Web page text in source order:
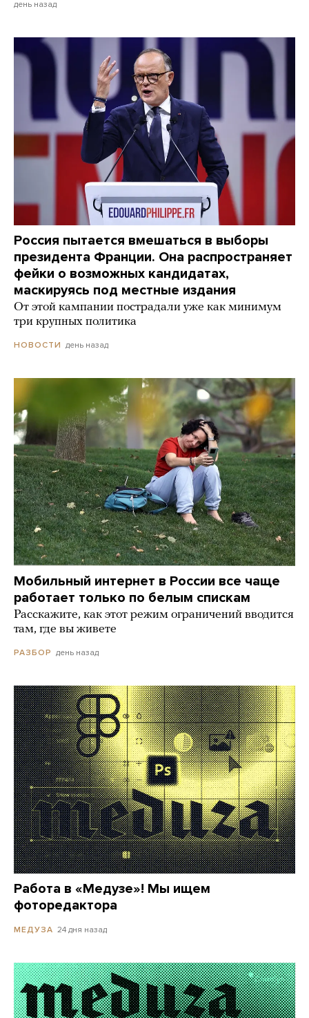
день назад
Россия пытается вмешаться в выборы
президента Франции. Она распространяет
фейки о возможных кандидатах,
маскируясь под местные издания
От этой кампании пострадали уже как минимум
три крупных политика
НОВОСТИ день назад
Мобильный интернет в России все чаще
работает только по белым спискам
Расскажите, как этот режим ограничений вводится
там, где вы живете
РАЗБОР день назад
Работа в «Медузе»! Мы ищем
фоторедактора
МЕДУЗА 24 дня назад